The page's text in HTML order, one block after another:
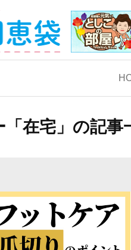
「在宅」の記事